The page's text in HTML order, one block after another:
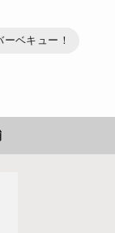
ーベキュー！